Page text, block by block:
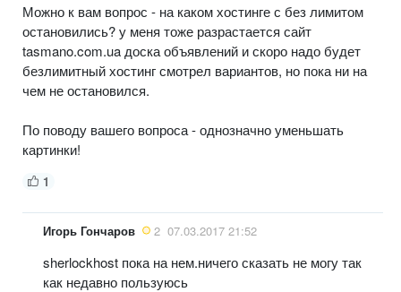
Можно к вам вопрос - на каком хостинге с без лимитом
остановились? у меня тоже разрастается сайт
tasmano.com.ua доска объявлений и скоро надо будет
безлимитный хостинг смотрел вариантов, но пока ни на
чем не остановился.
По поводу вашего вопроса - однозначно уменьшать
картинки!
1
Игорь Гончаров 2 07.03.2017 21:52
sherlockhost пока на нем.ничего сказать не могу так
как недавно пользуюсь